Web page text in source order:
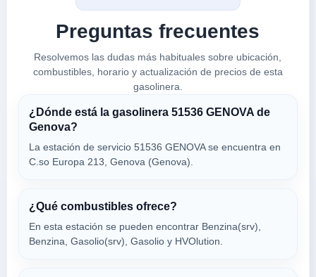
VER PRECIOS
ESSO
GENOVA,
VER PRECIOS
Via Monte Zovetto 25r
GENOVA,
16132
VER PRECIOS
Preguntas frecuentes
Resolvemos las dudas más habituales sobre ubicación,
combustibles, horario y actualización de precios de esta
gasolinera.
¿Dónde está la gasolinera 51536 GENOVA de
Genova?
La estación de servicio 51536 GENOVA se encuentra en
C.so Europa 213, Genova (Genova).
¿Qué combustibles ofrece?
En esta estación se pueden encontrar Benzina(srv),
Benzina, Gasolio(srv), Gasolio y HVOlution.